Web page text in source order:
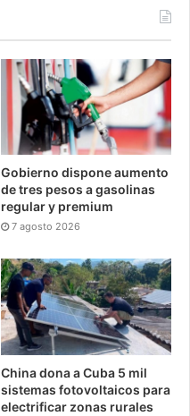
Gobierno dispone aumento
de tres pesos a gasolinas
regular y premium
7 agosto 2026
China dona a Cuba 5 mil
sistemas fotovoltaicos para
electrificar zonas rurales